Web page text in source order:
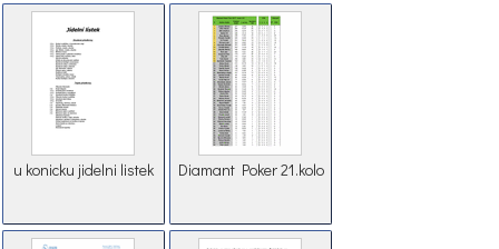
u konicku jidelni listek Diamant Poker 21.kolo